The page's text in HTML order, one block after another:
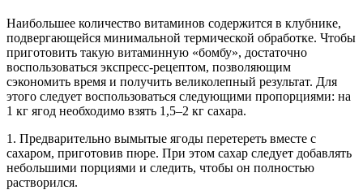
Наибольшее количество витаминов содержится в клубнике,
подвергающейся минимальной термической обработке. Чтобы
приготовить такую витаминную «бомбу», достаточно
воспользоваться экспресс-рецептом, позволяющим
сэкономить время и получить великолепный результат. Для
этого следует воспользоваться следующими пропорциями: на
1 кг ягод необходимо взять 1,5–2 кг сахара.
1. Предварительно вымытые ягоды перетереть вместе с
сахаром, приготовив пюре. При этом сахар следует добавлять
небольшими порциями и следить, чтобы он полностью
растворился.